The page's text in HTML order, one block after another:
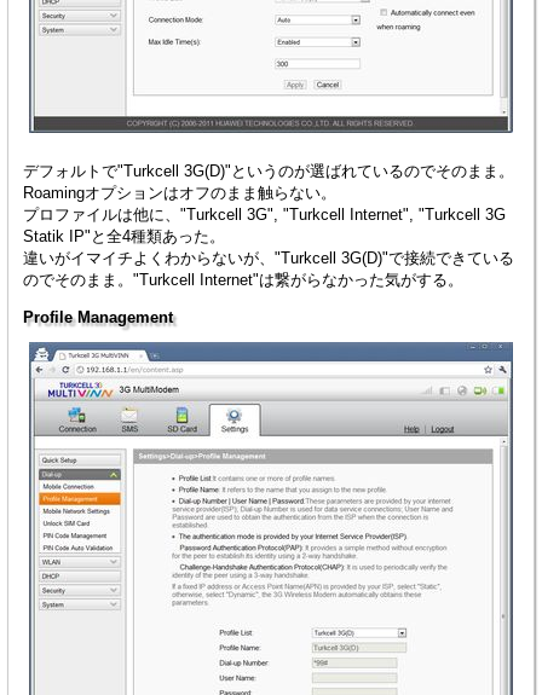
デフォルトで"Turkcell 3G(D)"というのが選ばれているのでそのまま。
Roamingオプションはオフのまま触らない。
プロファイルは他に、"Turkcell 3G", "Turkcell Internet", "Turkcell 3G
Statik IP"と全4種類あった。
違いがイマイチよくわからないが、"Turkcell 3G(D)"で接続できている
のでそのまま。"Turkcell Internet"は繋がらなかった気がする。
Profile Management